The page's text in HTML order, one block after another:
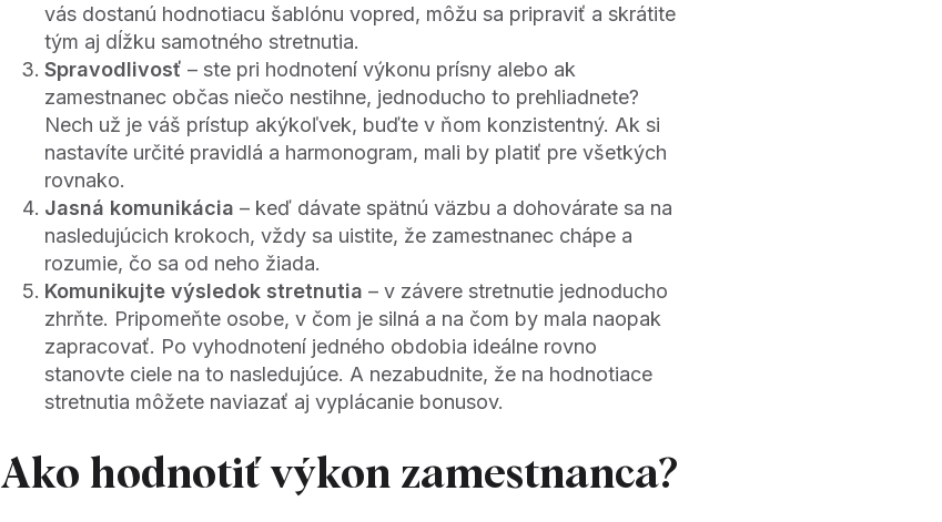
vás dostanú hodnotiacu šablónu vopred, môžu sa pripraviť a skrátite
tým aj dĺžku samotného stretnutia.
Spravodlivosť – ste pri hodnotení výkonu prísny alebo ak
zamestnanec občas niečo nestihne, jednoducho to prehliadnete?
Nech už je váš prístup akýkoľvek, buďte v ňom konzistentný. Ak si
nastavíte určité pravidlá a harmonogram, mali by platiť pre všetkých
rovnako.
Jasná komunikácia – keď dávate spätnú väzbu a dohovárate sa na
nasledujúcich krokoch, vždy sa uistite, že zamestnanec chápe a
rozumie, čo sa od neho žiada.
Komunikujte výsledok stretnutia – v závere stretnutie jednoducho
zhrňte. Pripomeňte osobe, v čom je silná a na čom by mala naopak
zapracovať. Po vyhodnotení jedného obdobia ideálne rovno
stanovte ciele na to nasledujúce. A nezabudnite, že na hodnotiace
stretnutia môžete naviazať aj vyplácanie bonusov.
Ako hodnotiť výkon zamestnanca?